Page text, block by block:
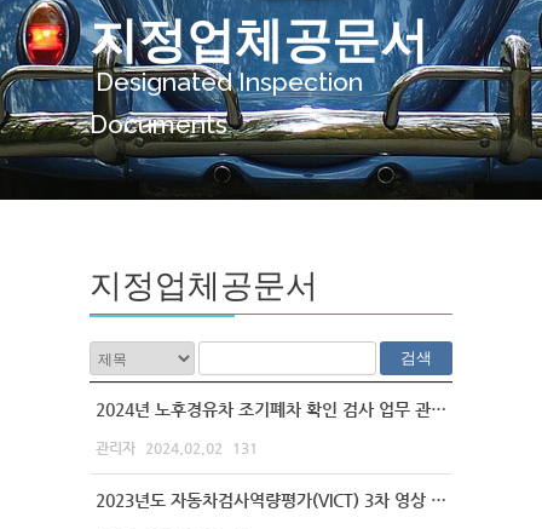
지정업체공문서
Designated Inspection
Documents
지정업체공문서
검색
2024년 노후경유차 조기폐차 확인 검사 업무 관련 안내
관리자 2024.02.02 131
2023년도 자동차검사역량평가(VICT) 3차 영상 교육자료 배포 안내